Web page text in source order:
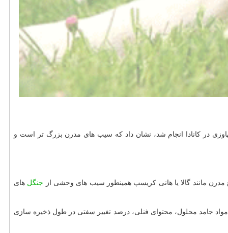
می رسد. مطالعه جدیدی که توسط دانشگاه دالهاوزی در کانادا انجام شد، نشان داد که سیب های مدرن بزرگ تر است و
جنگل های
گلدهی، زمان برداشت، مواد جامد محلول، محتوای فنلی، درصد تغییر سفتی در طول ذخیره سازی